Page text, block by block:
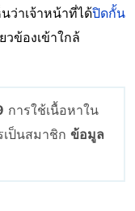
ว่าเจ้าหน้าที่ได้ปิดกั้น
วข้องเข้าใกล้
การใช้เนื้อหาใน
ป็นสมาชิก ข้อมูล